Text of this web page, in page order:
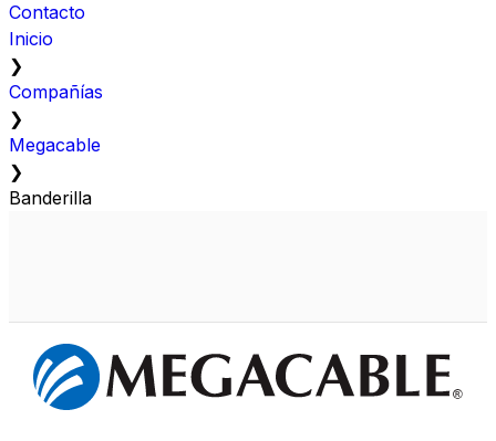
Contacto
Inicio
❯
Compañías
❯
Megacable
❯
Banderilla